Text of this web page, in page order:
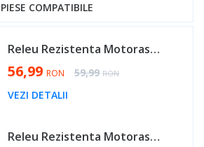
PIESE COMPATIBILE
Releu Rezistenta Motoras Aeroterma VW EOS 2011 - 2016 Cod 3C0907521F F011500081 [L3456]
Special Price
56,99 RON Regular Price
59,99 RON
VEZI DETALII
Releu Rezistenta Motoras Aeroterma VW Passat B6 2005 - 2010 Cod 3C0907521F F011500081 [L3456]